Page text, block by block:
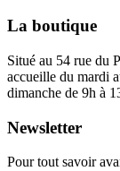
La boutique
Situé au 54 rue du
accueille du mardi
dimanche de 9h à
Newsletter
Pour tout savoir